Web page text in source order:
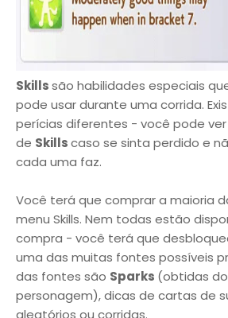
Skillssão habilidades especiais
pode usar durante uma corrida.
perícias diferentes - você pode
de Skillscaso se sinta perdido e
cada uma faz.
Você terá que comprar a maioria
menu Skills. Nem todas estão
compra - você terá que
uma das muitas fontes possíveis
das fontes são Sparks (obtidas
personagem), dicas de cartas de
aleatórios ou corridas.